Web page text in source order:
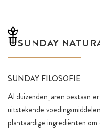
SUNDAY
SUNDAY FILOSOFIE
Al duizenden jaren bestaan
uitstekende
plantaardige ingrediënten